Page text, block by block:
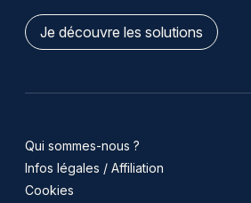
Je découvre les solutions
Qui sommes-nous ?
Infos légales / Affiliation
Cookies